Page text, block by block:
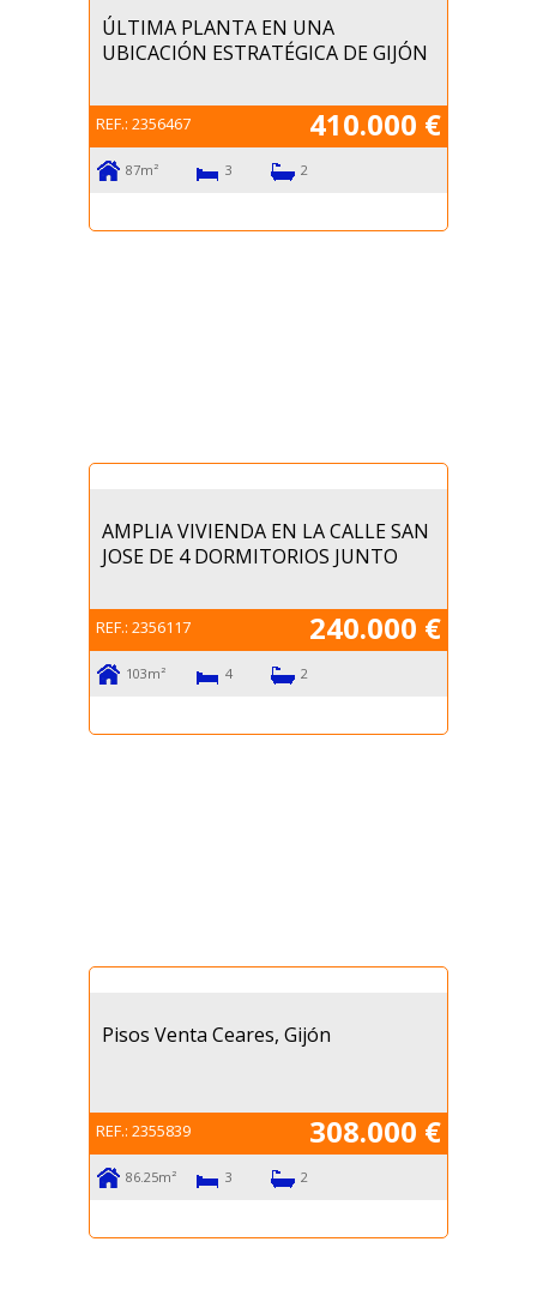
ÚLTIMA PLANTA EN UNA
UBICACIÓN ESTRATÉGICA DE GIJÓN
REF.: 2356467 410.000 €
87m² 3 2
AMPLIA VIVIENDA EN LA CALLE SAN
JOSE DE 4 DORMITORIOS JUNTO
REF.: 2356117 240.000 €
103m² 4 2
Pisos Venta Ceares, Gijón
REF.: 2355839 308.000 €
86.25m² 3 2